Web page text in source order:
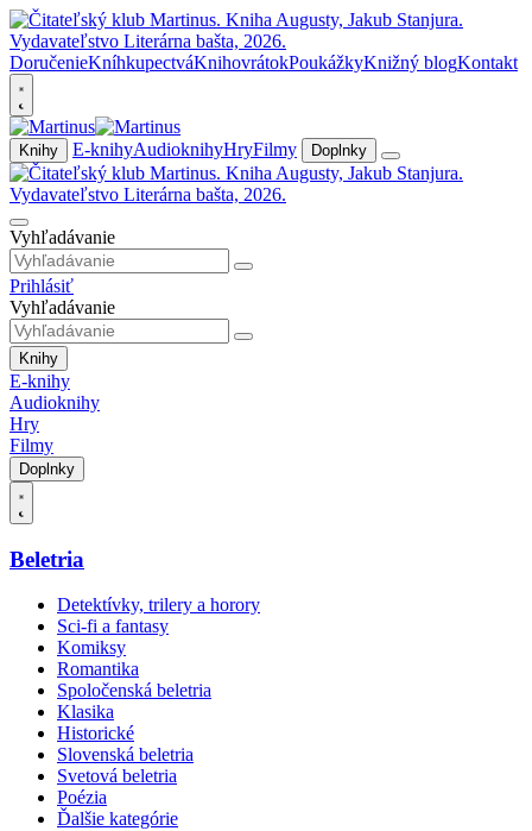
DoručenieKníhkupectváKnihovrátokPoukážkyKnižný blogKontakt
Knihy E-knihyAudioknihyHryFilmy Doplnky
Vyhľadávanie
Prihlásiť
Vyhľadávanie
Knihy
E-knihy
Audioknihy
Hry
Filmy
Doplnky
Beletria
Detektívky, trilery a horory
Sci-fi a fantasy
Komiksy
Romantika
Spoločenská beletria
Klasika
Historické
Slovenská beletria
Svetová beletria
Poézia
Ďalšie kategórie